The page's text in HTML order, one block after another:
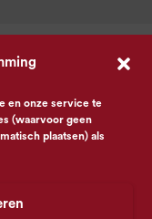
en onze service te
(waarvoor geen
plaatsen) als